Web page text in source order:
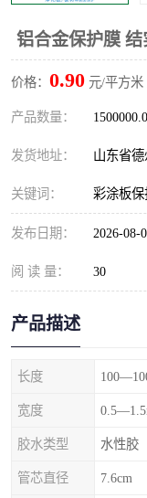
铝合金保护膜
价格： 0.90 元/平方米
产品数量：
发货地址： 山东省
关键词： 彩涂板保
发布日期： 2026-08-
阅 读 量： 30
产品描述
长度
宽度
胶水类型 水性胶
管芯直径 7.6cm